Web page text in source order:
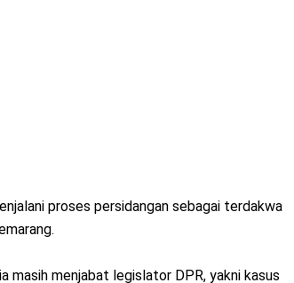
proses persidangan sebagai terdakwa
masih menjabat legislator DPR, yakni kasus